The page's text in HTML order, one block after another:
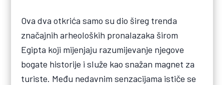
Ova dva otkrića samo su dio šireg trenda
značajnih arheoloških pronalazaka širom
Egipta koji mijenjaju razumijevanje njegove
bogate historije i služe kao snažan magnet za
turiste. Među nedavnim senzacijama ističe se